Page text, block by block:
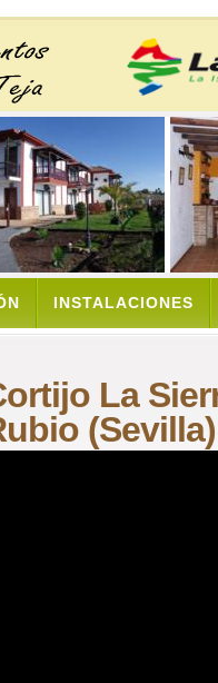
INSTALACIONES
La
(Sevilla)